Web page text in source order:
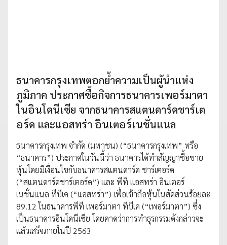
ธนาคารกรุงเทพตอกย้ำความเป็นผู้นำแห่ง
ภูมิภาค ประกาศซื้อกิจการธนาคารเพอร์มาตา
ในอินโดนีเซีย จากธนาคารสแตนดาร์ดชาร์เต
อร์ด และแอสทร่า อินเตอร์เนชั่นแนล
ธนาคารกรุงเทพ จำกัด (มหาชน) (“ธนาคารกรุงเทพ” หรือ
“ธนาคาร”) ประกาศในวันนี้ว่า ธนาคารได้ทำสัญญาซื้อขาย
หุ้นโดยมีเงื่อนไขกับธนาคารสแตนดาร์ด ชาร์เตอร์ด
(“สแตนดาร์ดชาร์เตอร์ด”) และ พีที แอสทร่า อินเตอร์
เนชั่นแนล ทีบีเค (“แอสทร่า”) เพื่อเข้าถือหุ้นในสัดส่วนร้อยละ
89.12 ในธนาคารพีที เพอร์มาตา ทีบีเค (“เพอร์มาตา”) ซึ่ง
เป็นธนาคารอินโดนีเซีย โดยคาดว่าการทำธุรกรรมดังกล่าวจะ
แล้วเสร็จภายในปี 2563